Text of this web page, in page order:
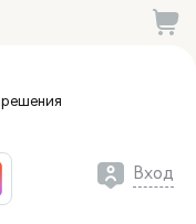
решения
Вход